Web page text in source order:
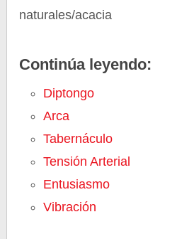
naturales/acacia
Continúa leyendo:
Diptongo
Arca
Tabernáculo
Tensión Arterial
Entusiasmo
Vibración